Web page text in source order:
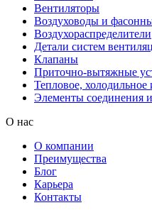
Вентиляторы
Воздуховоды и
Воздухораспределители
Детали систем
Клапаны
Приточно-вытяжные
Тепловое,
Элементы соединения
О нас
О компании
Преимущества
Блог
Карьера
Контакты